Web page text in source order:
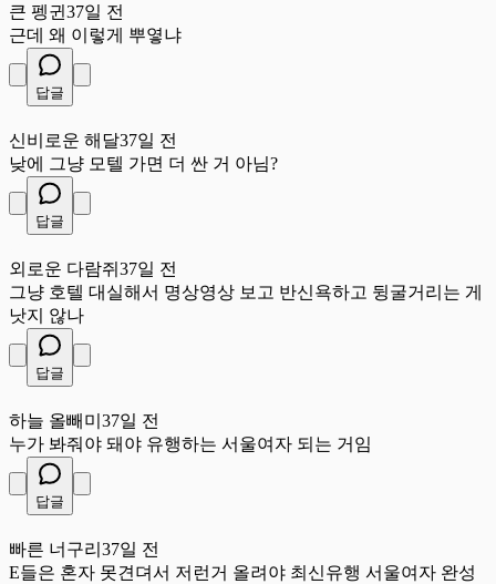
큰 펭귄 37일 전
근데 왜 이렇게 뿌옇냐
답글
신비로운 해달37일 전
낮에 그냥 모텔 가면 더 싼 거 아님?
답글
외로운 다람쥐 37일 전
그냥 호텔 대실해서 명상영상 보고 반신욕하고 뒹굴거리는 게
낫지 않나
답글
하늘 올빼미 37일 전
누가 봐줘야 돼야 유행하는 서울여자 되는 거임
답글
빠른 너구리 37일 전
E들은 혼자 못견뎌서 저런거 올려야 최신유행 서울여자 완성